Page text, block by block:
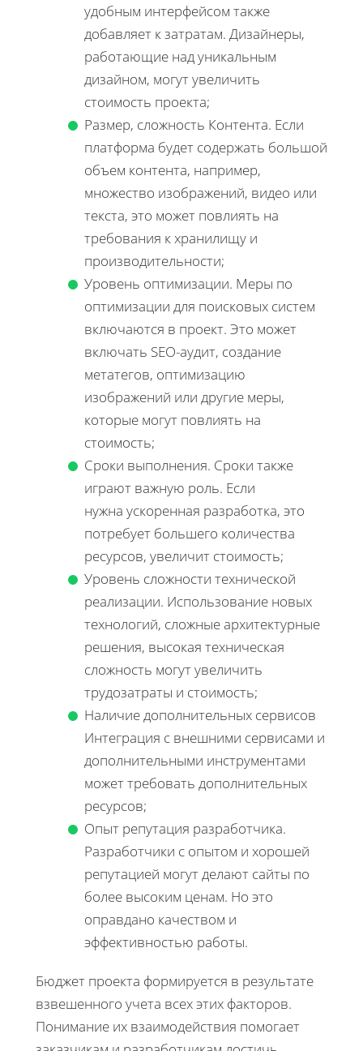
удобным интерфейсом также
добавляет к затратам. Дизайнеры,
работающие над уникальным
дизайном, могут увеличить
стоимость проекта;
Размер, сложность Контента. Если
платформа будет содержать большой
объем контента, например,
множество изображений, видео или
текста, это может повлиять на
требования к хранилищу и
производительности;
Уровень оптимизации. Меры по
оптимизации для поисковых систем
включаются в проект. Это может
включать SEO-аудит, создание
метатегов, оптимизацию
изображений или другие меры,
которые могут повлиять на
стоимость;
Сроки выполнения. Сроки также
играют важную роль. Если
нужна ускоренная разработка, это
потребует большего количества
ресурсов, увеличит стоимость;
Уровень сложности технической
реализации. Использование новых
технологий, сложные архитектурные
решения, высокая техническая
сложность могут увеличить
трудозатраты и стоимость;
Наличие дополнительных сервисов
Интеграция с внешними сервисами и
дополнительными инструментами
может требовать дополнительных
ресурсов;
Опыт репутация разработчика.
Разработчики с опытом и хорошей
репутацией могут делают сайты по
более высоким ценам. Но это
оправдано качеством и
эффективностью работы.
Бюджет проекта формируется в результате
взвешенного учета всех этих факторов.
Понимание их взаимодействия помогает